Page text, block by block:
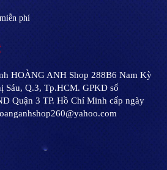
phí
HOÀNG ANH Shop 288B6 Nam Kỳ
Sáu, Q.3, Tp.HCM. GPKD số
Quận 3 TP. Hồ Chí Minh cấp ngày